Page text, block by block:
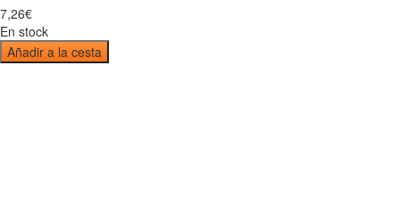
7,26€
En stock
Añadir a la cesta